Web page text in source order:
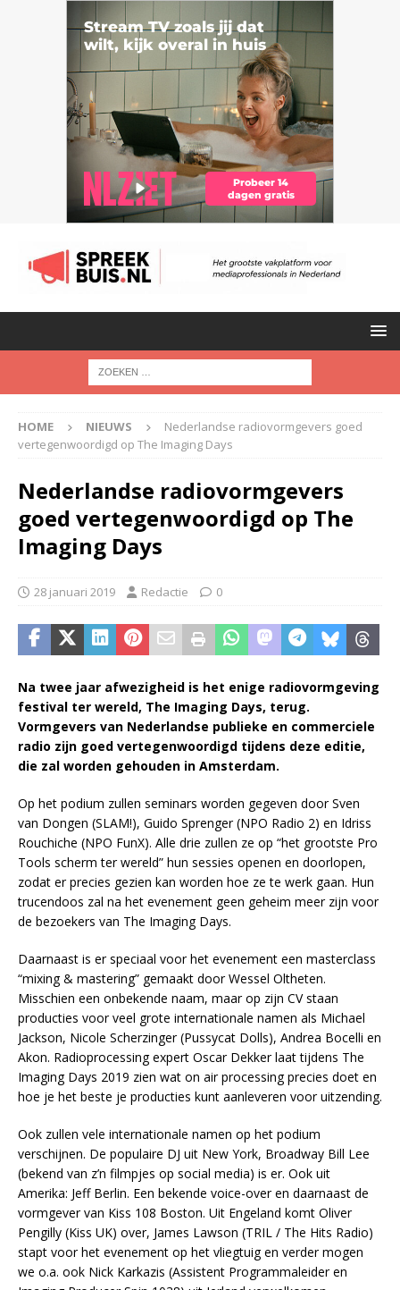
HOME NIEUWS
Nederlandse radiovormgevers goed
vertegenwoordigd op The Imaging Days
Nederlandse radiovormgevers
goed vertegenwoordigd op The
Imaging Days
28 januari 2019 Redactie 0
Na twee jaar afwezigheid is het enige radiovormgeving
festival ter wereld, The Imaging Days, terug.
Vormgevers van Nederlandse publieke en commerciele
radio zijn goed vertegenwoordigd tijdens deze editie,
die zal worden gehouden in Amsterdam.
Op het podium zullen seminars worden gegeven door Sven
van Dongen (SLAM!), Guido Sprenger (NPO Radio 2) en Idriss
Rouchiche (NPO FunX). Alle drie zullen ze op “het grootste Pro
Tools scherm ter wereld” hun sessies openen en doorlopen,
zodat er precies gezien kan worden hoe ze te werk gaan. Hun
trucendoos zal na het evenement geen geheim meer zijn voor
de bezoekers van The Imaging Days.
Daarnaast is er speciaal voor het evenement een masterclass
“mixing & mastering” gemaakt door Wessel Oltheten.
Misschien een onbekende naam, maar op zijn CV staan
producties voor veel grote internationale namen als Michael
Jackson, Nicole Scherzinger (Pussycat Dolls), Andrea Bocelli en
Akon. Radioprocessing expert Oscar Dekker laat tijdens The
Imaging Days 2019 zien wat on air processing precies doet en
hoe je het beste je producties kunt aanleveren voor uitzending.
Ook zullen vele internationale namen op het podium
verschijnen. De populaire DJ uit New York, Broadway Bill Lee
(bekend van z’n filmpjes op social media) is er. Ook uit
Amerika: Jeff Berlin. Een bekende voice-over en daarnaast de
vormgever van Kiss 108 Boston. Uit Engeland komt Oliver
Pengilly (Kiss UK) over, James Lawson (TRIL / The Hits Radio)
stapt voor het evenement op het vliegtuig en verder mogen
we o.a. ook Nick Karkazis (Assistent Programmaleider en